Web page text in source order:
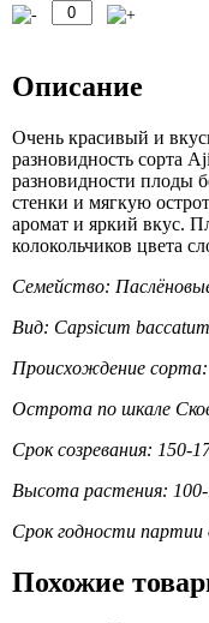
Описание
Очень красивый и
разновидность сорта
разновидности плоды
стенки и мягкую
аромат и яркий вкус.
колокольчиков цвета
Семейство:
Вид: Capsicum baccatum
Происхождение
Острота по шкале
Срок созревания: 150-
Высота растения:
Срок годности партии
Похожие